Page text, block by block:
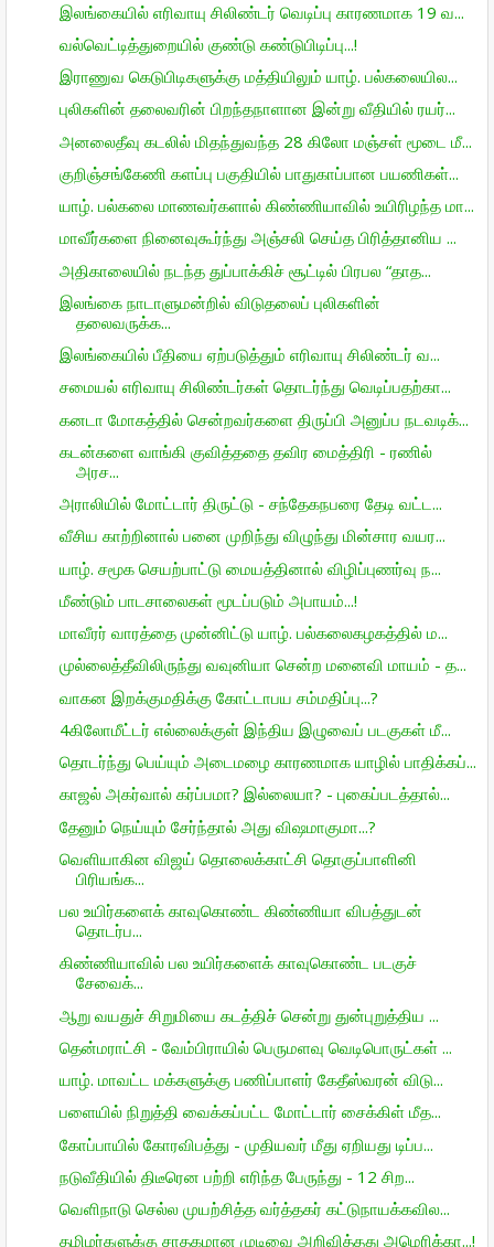
இலங்கையில் எரிவாயு சிலிண்டர் வெடிப்பு காரணமாக 19 வ...
வல்வெட்டித்துறையில் குண்டு கண்டுபிடிப்பு...!
இராணுவ கெடுபிடிகளுக்கு மத்தியிலும் யாழ். பல்கலையில...
புலிகளின் தலைவரின் பிறந்தநாளான இன்று வீதியில் ரயர்...
அனலைதீவு கடலில் மிதந்துவந்த 28 கிலோ மஞ்சள் மூடை மீ...
குறிஞ்சங்கேணி களப்பு பகுதியில் பாதுகாப்பான பயணிகள்...
யாழ். பல்கலை மாணவர்களால் கிண்ணியாவில் உயிரிழந்த மா...
மாவீர்களை நினைவுகூர்ந்து அஞ்சலி செய்த பிரித்தானிய ...
அதிகாலையில் நடந்த துப்பாக்கிச் சூட்டில் பிரபல “தாத...
இலங்கை நாடாளுமன்றில் விடுதலைப் புலிகளின்
தலைவருக்க...
இலங்கையில் பீதியை ஏற்படுத்தும் எரிவாயு சிலிண்டர் வ...
சமையல் எரிவாயு சிலிண்டர்கள் தொடர்ந்து வெடிப்பதற்கா...
கனடா மோகத்தில் சென்றவர்களை திருப்பி அனுப்ப நடவடிக்...
கடன்களை வாங்கி குவித்ததை தவிர மைத்திரி - ரணில்
அரச...
அராலியில் மோட்டார் திருட்டு - சந்தேகநபரை தேடி வட்ட...
வீசிய காற்றினால் பனை முறிந்து விழுந்து மின்சார வயர...
யாழ். சமூக செயற்பாட்டு மையத்தினால் விழிப்புணர்வு ந...
மீண்டும் பாடசாலைகள் மூடப்படும் அபாயம்...!
மாவீரர் வாரத்தை முன்னிட்டு யாழ். பல்கலைகழகத்தில் ம...
முல்லைத்தீவிலிருந்து வவுனியா சென்ற மனைவி மாயம் - த...
வாகன இறக்குமதிக்கு கோட்டாபய சம்மதிப்பு...?
4கிலோமீட்டர் எல்லைக்குள் இந்திய இழுவைப் படகுகள் மீ...
தொடர்ந்து பெய்யும் அடைமழை காரணமாக யாழில் பாதிக்கப்...
காஜல் அகர்வால் கர்ப்பமா? இல்லையா? - புகைப்படத்தால்...
தேனும் நெய்யும் சேர்ந்தால் அது விஷமாகுமா...?
வெளியாகின விஜய் தொலைக்காட்சி தொகுப்பாளினி
பிரியங்க...
பல உயிர்களைக் காவுகொண்ட கிண்ணியா விபத்துடன்
தொடர்ப...
கிண்ணியாவில் பல உயிர்களைக் காவுகொண்ட படகுச்
சேவைக்...
ஆறு வயதுச் சிறுமியை கடத்திச் சென்று துன்புறுத்திய ...
தென்மராட்சி - வேம்பிராயில் பெருமளவு வெடிபொருட்கள் ...
யாழ். மாவட்ட மக்களுக்கு பணிப்பாளர் கேதீஸ்வரன் விடு...
பளையில் நிறுத்தி வைக்கப்பட்ட மோட்டார் சைக்கிள் மீத...
கோப்பாயில் கோரவிபத்து - முதியவர் மீது ஏறியது டிப்ப...
நடுவீதியில் திடீரென பற்றி எரிந்த பேருந்து - 12 சிற...
வெளிநாடு செல்ல முயற்சித்த வர்த்தகர் கட்டுநாயக்கவில...
தமிழர்களுக்கு சாதகமான முடிவை அறிவித்தது அமெரிக்கா...!